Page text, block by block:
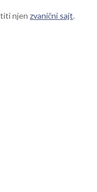
njen zvanični sajt.